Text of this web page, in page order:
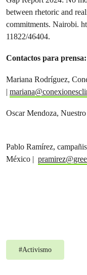
between rhetoric and
commitments. Nairobi.
11822/46404.
Contactos para prensa:
Mariana Rodríguez,
|
Oscar Mendoza,
Pablo Ramírez,
México |
#Activismo